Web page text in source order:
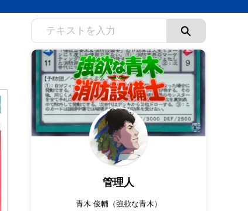
管理人
青木 俊輔（強欲な青木）